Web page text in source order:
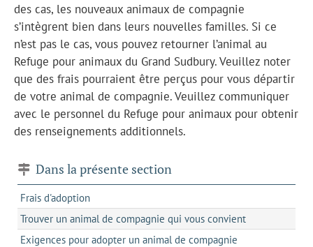
des cas, les nouveaux animaux de compagnie
s’intègrent bien dans leurs nouvelles familles. Si ce
n’est pas le cas, vous pouvez retourner l’animal au
Refuge pour animaux du Grand Sudbury. Veuillez noter
que des frais pourraient être perçus pour vous départir
de votre animal de compagnie. Veuillez communiquer
avec le personnel du Refuge pour animaux pour obtenir
des renseignements additionnels.
Dans la présente section
Frais d'adoption
Trouver un animal de compagnie qui vous convient
Exigences pour adopter un animal de compagnie